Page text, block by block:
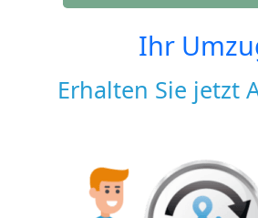
Ihr
Erhalten Sie jetzt